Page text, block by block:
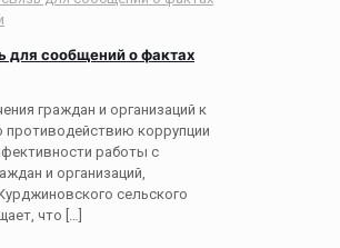
для сообщений о фактах
граждан и организаций к
противодействию коррупции
работы с
и организаций,
сельского
что […]